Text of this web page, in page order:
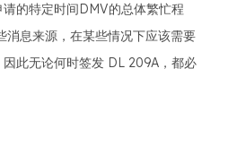
的特定时间DMV的总体繁忙程
消息来源，在某些情况下应该需要
此无论何时签发 DL 209A，都必